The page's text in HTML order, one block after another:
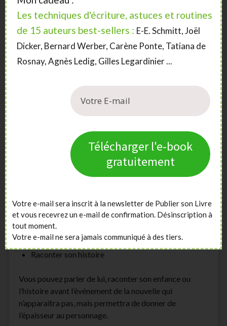
Choisir quelqu’un qui existe
La plus simple, je prends mon père et je change son
nom. On prend une personne que l’on connaît et on la
met en scène dans l’histoire.
Établir une fiche personnage
Pour créer un personnage, on établit une liste qui le
cheveux, études, lieu de naissance, ce qu’il aime ou
n’aime pas, son meilleur ami, son hobby, son équipe de
foot préférée, son secret le mieux gardé, sa peur la plus
Si vous avez en tête son apparence physique, ce sera
plus facile de l’imaginer.
Raconter son histoire
Vous pouvez parler de lui, raconter son enfance ou
l’histoire avant l’événement de la nouvelle qui
n’apparaîtra pas, mais permettra de donner de
l’épaisseur au personnage.
Les techniques d'écriture, astuces et routines
de 15 auteurs best-sellers : E-E. Schmitt, Joël
Dicker, Bernard Werber, Carène Ponte, Tatiana de
Rosnay, Agnès Ledig, Gilles Legardinier ...
Télécharger l'e-book
gratuitement
Votre e-mail sera inscrit à la newsletter de Publier son Livre
et vous recevrez un e-mail de confirmation. Désinscription à
tout moment.
Votre e-mail ne sera jamais communiqué à des tiers.